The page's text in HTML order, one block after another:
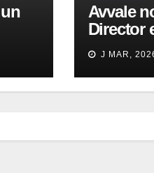
Avvale
Director
J MAR,